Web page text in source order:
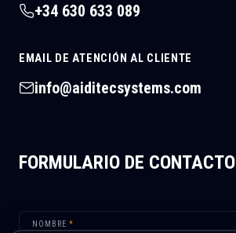
+34 630 633 089
EMAIL DE ATENCIÓN AL CLIENTE
info@aiditecsystems.com
FORMULARIO DE CONTACTO
NOMBRE *